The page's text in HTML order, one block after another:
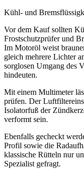
Kühl- und
Vor dem Kauf sollten
Frostschutzprüfer und
Im Motoröl weist
gleich mehrere Lichter
sorglosen Umgang des
hindeuten.
Mit einem Multimeter
prüfen. Der
Isolatorfuß der
verformt sein.
Ebenfalls gecheckt
Profil sowie die
klassische Rütteln nur
Spezialist gefragt.